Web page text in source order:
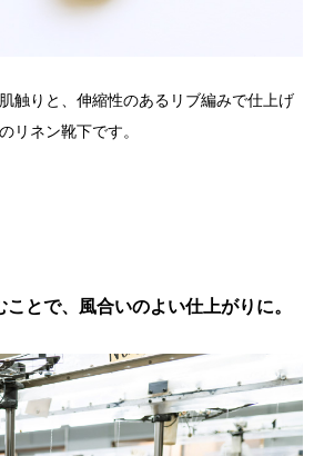
触りと、伸縮性のあるリブ編みで仕上げ
リネン靴下です。
とで、風合いのよい仕上がりに。